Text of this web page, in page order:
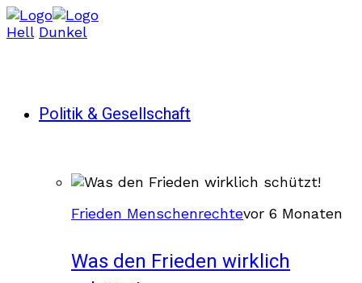
Hell Dunkel
Politik & Gesellschaft
Frieden Menschenrechtevor 6 Monaten
Was den Frieden wirklich